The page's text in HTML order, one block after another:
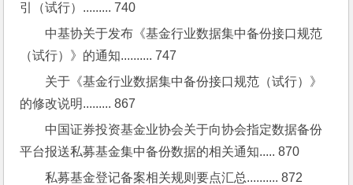
引（试行）......... 740
中基协关于发布《基金行业数据集中备份接口规范
（试行）》的通知.......... 747
关于《基金行业数据集中备份接口规范（试行）》
的修改说明......... 867
中国证券投资基金业协会关于向协会指定数据备份
平台报送私募基金集中备份数据的相关通知..... 870
私募基金登记备案相关规则要点汇总.......... 872